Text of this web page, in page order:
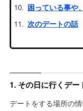
困っている事や
次のデートの話
1. その日に行くデ
デートをする場所の